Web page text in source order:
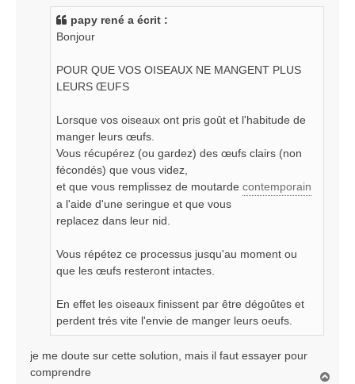
papy rené a écrit :
Bonjour
POUR QUE VOS OISEAUX NE MANGENT PLUS
LEURS ŒUFS
Lorsque vos oiseaux ont pris goût et l'habitude de
manger leurs œufs.
Vous récupérez (ou gardez) des œufs clairs (non
fécondés) que vous videz,
et que vous remplissez de moutarde contemporain
a l'aide d'une seringue et que vous
replacez dans leur nid.
Vous répétez ce processus jusqu'au moment ou
que les œufs resteront intactes.
En effet les oiseaux finissent par être dégoûtes et
perdent trés vite l'envie de manger leurs oeufs.
je me doute sur cette solution, mais il faut essayer pour
comprendre